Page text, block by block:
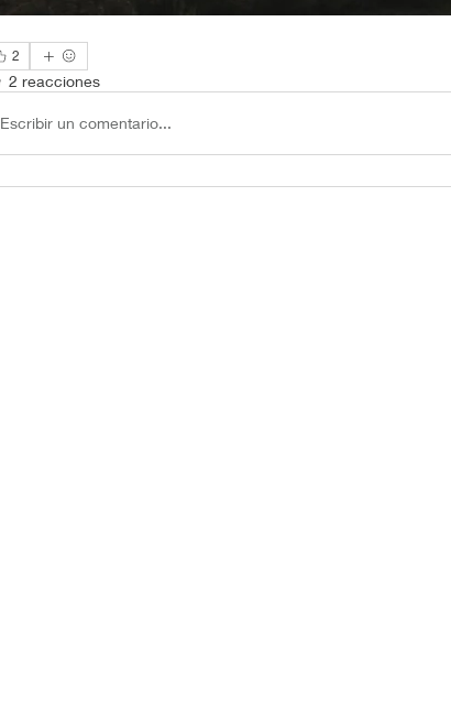
2
2 reacciones
Escribir un comentario...